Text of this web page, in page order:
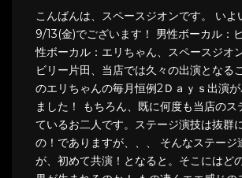
こんばんは、スペースジオンです。 いよ
9/13(金)でございます！ 男性ボーカル：
性ボーカル：エリちゃん、スペースジオ
ビリー片田、当店では久々の出演となる
のエリちゃんの毎月恒例2Ｄａｙｓ出演
ました！ もちろん、既に何度も当店のス
ているお二人です。ステージ演技は抜群
の！でありますが、、、 そんなステージ
が、初めて共演！となると。そこにはど